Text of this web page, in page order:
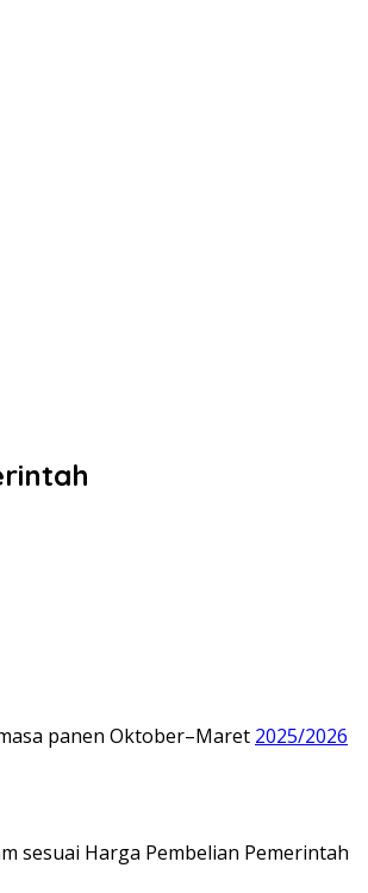
panen Oktober–Maret 2025/2026
sesuai Harga Pembelian Pemerintah